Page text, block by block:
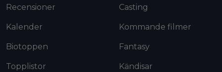
Recensioner
Kalender
Biotoppen
Topplistor
Casting
Kommande filmer
Fantasy
Kändisar